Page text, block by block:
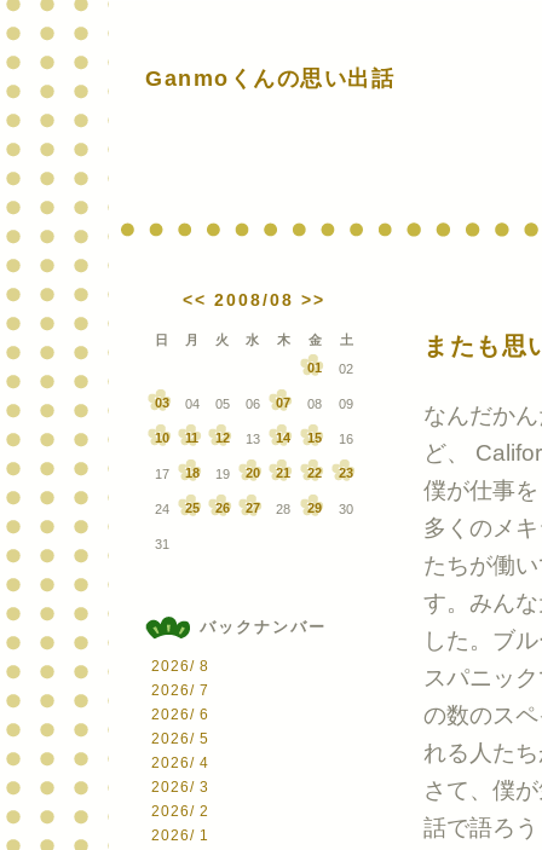
Ganmoくんの思い出話
<< 2008/08 >>
日 月 火 水 木 金
土
01
02
03 04 05 06 07 08 09
10 11 12 13 14 15 16
17 18 19 20 21 22 23
24 25 26 27 28 29 30
31
バックナンバー
2026/ 8
2026/ 7
2026/ 6
2026/ 5
2026/ 4
2026/ 3
2026/ 2
2026/ 1
またも思
なんだか
ど、
僕が仕事
多くのメ
たちが働
す。みん
した。ブ
スパニッ
の数のス
れる人た
さて、僕
話で語ろ